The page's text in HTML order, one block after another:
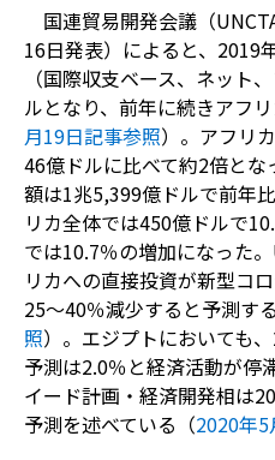
国連貿易開発会議（
16日発表）によると、2019
（国際収支ベース、ネット
ルとなり、前年に続きアフ
月19日記事参照）。アフリ
46億ドルに比べて約2倍と
額は1兆5,399億ドルで前年
リカ全体では450億ドルで
では10.7％の増加になった
リカへの直接投資が新型コ
25～40％減少すると予測す
照）。エジプトにおいても
予測は2.0％と経済活動が停
イード計画・経済開発相は
予測を述べている（2020年